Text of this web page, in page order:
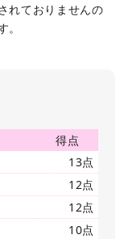
れておりませんの
得点
13点
12点
12点
10点